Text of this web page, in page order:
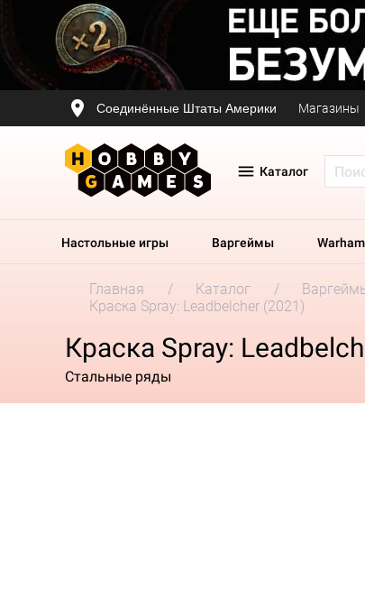
Соединённые Штаты Америки Магазины
Каталог
Настольные игры Варгеймы
Главная Каталог
Краска Spray: Leadbelcher (2021)
Краска Spray:
Стальные ряды